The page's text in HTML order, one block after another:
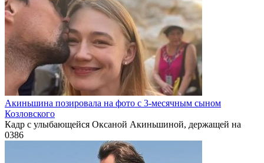
Акиньшина позировала на фото с 3-месячным сыном
Козловского
Кадр с улыбающейся Оксаной Акиньшиной, держащей на
0386